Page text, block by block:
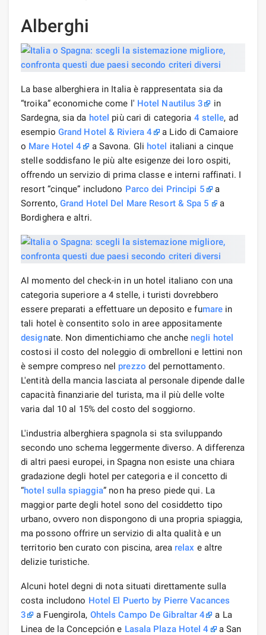
Alberghi
La base alberghiera in Italia è rappresentata sia da
“troika” economiche come l' Hotel Nautilus 3
in
Sardegna, sia da hotel più cari di categoria 4 stelle, ad
esempio Grand Hotel & Riviera 4
a Lido di Camaiore
o Mare Hotel 4 a Savona. Gli hotel italiani a cinque
stelle soddisfano le più alte esigenze dei loro ospiti,
offrendo un servizio di prima classe e interni raffinati. I
resort “cinque” includono Parco dei Principi 5
a
Sorrento, Grand Hotel Del Mare Resort & Spa 5
a
Bordighera e altri.
Al momento del check-in in un hotel italiano con una
categoria superiore a 4 stelle, i turisti dovrebbero
essere preparati a effettuare un deposito e fumare in
tali hotel è consentito solo in aree appositamente
designate. Non dimentichiamo che anche negli hotel
costosi il costo del noleggio di ombrelloni e lettini non
è sempre compreso nel prezzo del pernottamento.
L'entità della mancia lasciata al personale dipende dalle
capacità finanziarie del turista, ma il più delle volte
varia dal 10 al 15% del costo del soggiorno.
L'industria alberghiera spagnola si sta sviluppando
secondo uno schema leggermente diverso. A differenza
di altri paesi europei, in Spagna non esiste una chiara
gradazione degli hotel per categoria e il concetto di
“hotel sulla spiaggia” non ha preso piede qui. La
maggior parte degli hotel sono del cosiddetto tipo
urbano, ovvero non dispongono di una propria spiaggia,
ma possono offrire un servizio di alta qualità e un
territorio ben curato con piscina, area relax e altre
delizie turistiche.
Alcuni hotel degni di nota situati direttamente sulla
costa includono Hotel El Puerto by Pierre Vacances
3
a Fuengirola, Ohtels Campo De Gibraltar 4
a La
Linea de la Concepción e Lasala Plaza Hotel 4
a San